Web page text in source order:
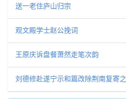
送一老住庐山归宗
观文殿学士赵公挽词
王原庆诉盘餐萧然走笔次韵
刘德修赴遂宁示和篇改除荆南复寄之